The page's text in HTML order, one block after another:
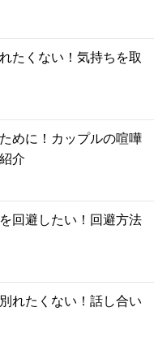
たくない！気持ちを取
めに！カップルの喧嘩
介
回避したい！回避方法
れたくない！話し合い